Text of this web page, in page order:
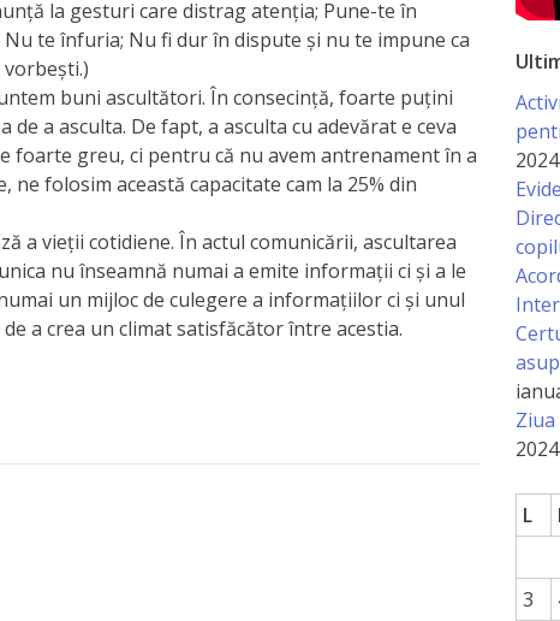
la gesturi care distrag atenția; Pune-te în
te înfuria; Nu fi dur în dispute și nu te impune ca
buni ascultători. În consecință, foarte puțini
a asculta. De fapt, a asculta cu adevărat e ceva
foarte greu, ci pentru că nu avem antrenament în a
ne folosim această capacitate cam la 25% din
a vieţii cotidiene. În actul comunicării, ascultarea
nu înseamnă numai a emite informaţii ci şi a le
un mijloc de culegere a informaţiilor ci şi unul
a crea un climat satisfăcător între acestia.
2024
2024
L
3